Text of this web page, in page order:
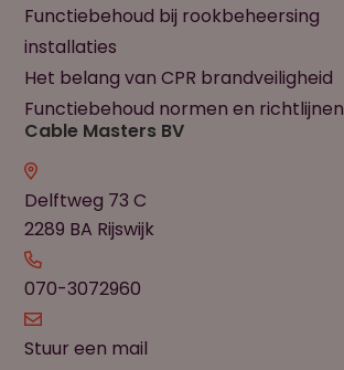
Functiebehoud bij rookbeheersing
installaties
Het belang van CPR brandveiligheid
Functiebehoud normen en richtlijnen
Cable Masters BV
Delftweg 73 C
2289 BA Rijswijk
070-3072960
Stuur een mail